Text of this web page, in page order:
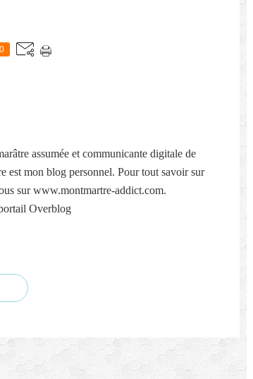
0
assumée et communicante digitale de
mon blog personnel. Pour tout savoir sur
sur www.montmartre-addict.com.
Overblog